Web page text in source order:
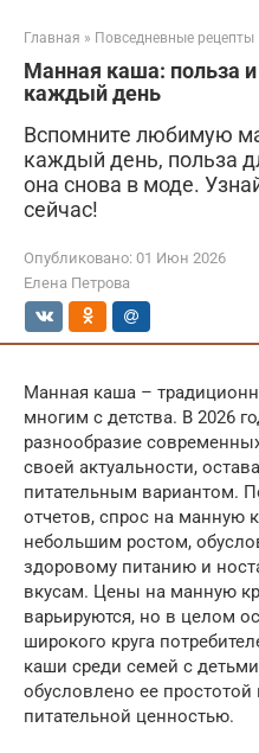
Главная » Повседневные рецепты
Манная каша: польза
каждый день
Вспомните любимую
каждый день, польза
она снова в моде.
сейчас!
Опубликовано: 01 Июн 2026
Елена Петрова
Манная каша –
многим с детства. В 2026
разнообразие
своей актуальности,
питательным вариантом.
отчетов, спрос на манную
небольшим ростом,
здоровому питанию и
вкусам. Цены на манную
варьируются, но в целом
широкого круга
каши среди семей с детьми
обусловлено ее простотой
питательной ценностью.